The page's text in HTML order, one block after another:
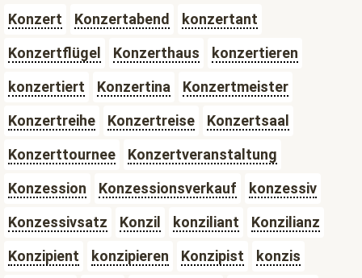
Konzert Konzertabend
konzertant
Konzertflügel
Konzerthaus
konzertieren
konzertiert
Konzertina
Konzertmeister
Konzertreihe
Konzertreise
Konzertsaal
Konzerttournee
Konzertveranstaltung
Konzession
Konzessionsverkauf
konzessiv
Konzessivsatz
Konzil konziliant
Konzilianz
Konzipient
konzipieren Konzipist
konzis